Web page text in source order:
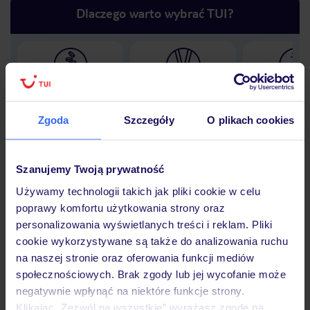
Zgoda Szczegóły O plikach cookies
Szanujemy Twoją prywatność
Używamy technologii takich jak pliki cookie w celu
poprawy komfortu użytkowania strony oraz
personalizowania wyświetlanych treści i reklam. Pliki
cookie wykorzystywane są także do analizowania ruchu
na naszej stronie oraz oferowania funkcji mediów
społecznościowych. Brak zgody lub jej wycofanie może
negatywnie wpłynąć na niektóre funkcje strony.
Klikając „Zezwól na wszystkie” wyrażasz zgodę na
Dlaczego warto wybrać TUI?
Lider niskich cen
podróży w Polsce
30 lat w
Hotel
Opinie
Pokoje